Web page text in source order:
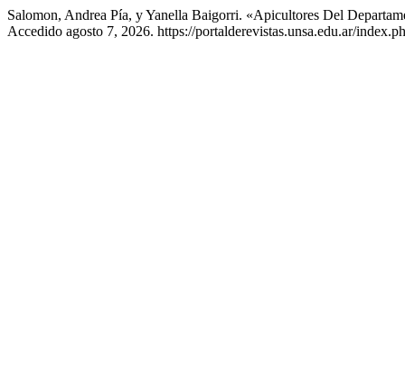
Salomon, Andrea Pía, y Yanella Baigorri. «Apicultores Del
Accedido agosto 7, 2026. https://portalderevistas.unsa.edu.ar/